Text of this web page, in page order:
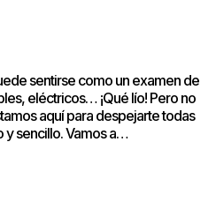
sentirse como un examen de
eléctricos… ¡Qué lío! Pero no
aquí para despejarte todas
y sencillo. Vamos a…